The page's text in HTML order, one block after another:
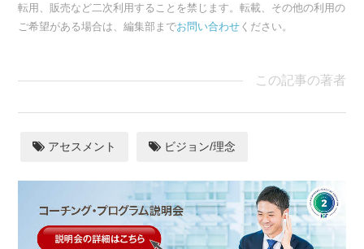
転用、販売など二次利用することを禁じます。転載、その他の利用の
ご希望がある場合は、編集部までお問い合わせ ください。
この記事の著者
アセスメント ビジョン/理念